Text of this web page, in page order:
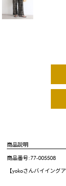
商品説明
商品番号:77-005508
【yokoさんバイイングア